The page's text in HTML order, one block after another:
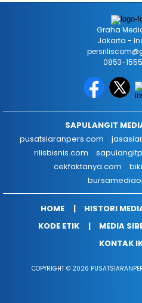
Graha
Jakarta -
0853-
SAPULANGIT
pusatsiaranpers.com
rilisbisnis.com
cekfaktanya.com
HOME HISTORI
KODE ETIK
MEDIA
KONTAK
COPYRIGHT © 2026